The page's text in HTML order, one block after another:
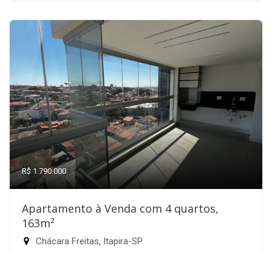
R$ 1.790.000
Apartamento à Venda com 4 quartos,
163m²
Chácara Freitas, Itapira-SP